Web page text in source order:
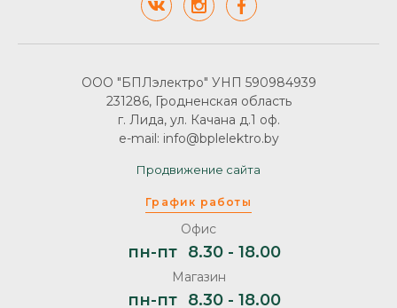
График работы
Офис
пн-пт 8.30 - 18.00
Магазин
пн-пт
8.30 - 18.00
ООО "БПЛэлектро" УНП 590984939
231286, Гродненская область
г. Лида, ул. Качана д.1 оф.
e-mail: info@bplelektro.by
Продвижение сайта